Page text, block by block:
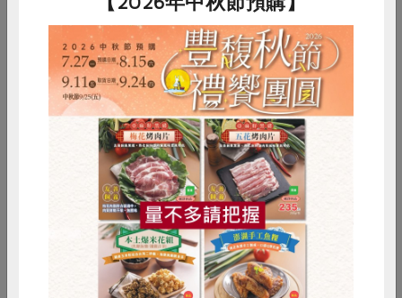
RPET 食譜 減硝酸鹽
雞蛋 食安 共同購買